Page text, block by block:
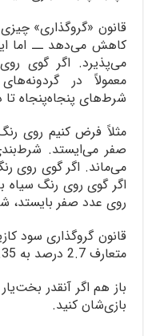
قانون «گروگذاری»
کاهش می‌دهد ــ اما
می‌پذیرد. اگر گوی
معمولاً در
شرط‌های پنجاه‌پنجاه
مثلاً فرض کنیم روی
صفر می‌ایستد.
می‌ماند. اگر گوی روی
اگر گوی روی رنگ سیاه
روی عدد صفر بایستد،
قانون گروگذاری سود
متعارف 2.7 درصد به 1.35 درصد کاهش می‌دهد.
باز هم اگر آنقدر
بازی‌شان کنید.